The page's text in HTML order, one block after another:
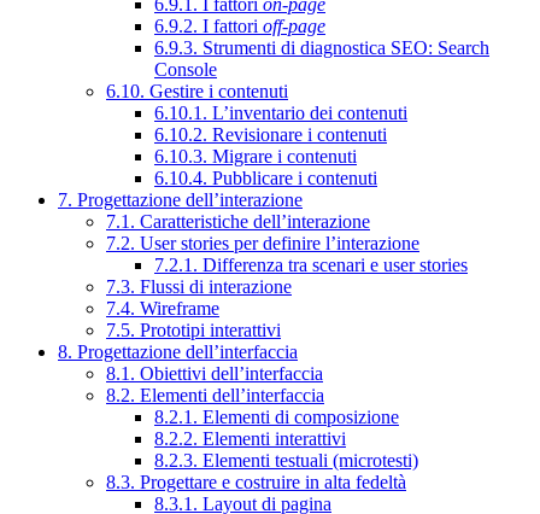
6.9.2. I fattori off-page
6.9.3. Strumenti di diagnostica SEO: Search
Console
6.10. Gestire i contenuti
6.10.1. L’inventario dei contenuti
6.10.2. Revisionare i contenuti
6.10.3. Migrare i contenuti
6.10.4. Pubblicare i contenuti
7. Progettazione dell’interazione
7.1. Caratteristiche dell’interazione
7.2. User stories per definire l’interazione
7.2.1. Differenza tra scenari e user stories
7.3. Flussi di interazione
7.4. Wireframe
7.5. Prototipi interattivi
8. Progettazione dell’interfaccia
8.1. Obiettivi dell’interfaccia
8.2. Elementi dell’interfaccia
8.2.1. Elementi di composizione
8.2.2. Elementi interattivi
8.2.3. Elementi testuali (microtesti)
8.3. Progettare e costruire in alta fedeltà
8.3.1. Layout di pagina